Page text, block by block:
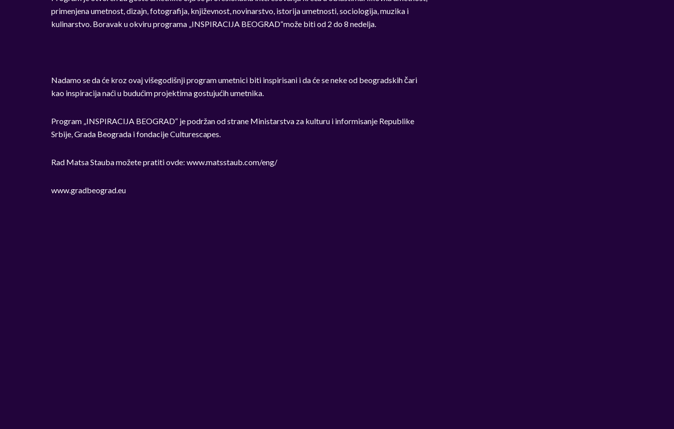
primenjena umetnost, dizajn, fotografija, književnost, novinarstvo, istorija umetnosti, sociologija, muzika i
kulinarstvo. Boravak u okviru programa „INSPIRACIJA BEOGRAD“može biti od 2 do 8 nedelja.
Nadamo se da će kroz ovaj višegodišnji program umetnici biti inspirisani i da će se neke od beogradskih čari
kao inspiracija naći u budućim projektima gostujućih umetnika.
Program „INSPIRACIJA BEOGRAD“ je podržan od strane Ministarstva za kulturu i informisanje Republike
Srbije, Grada Beograda i fondacije Culturescapes.
Rad Matsa Stauba možete pratiti ovde: www.matsstaub.com/eng/
www.gradbeograd.eu